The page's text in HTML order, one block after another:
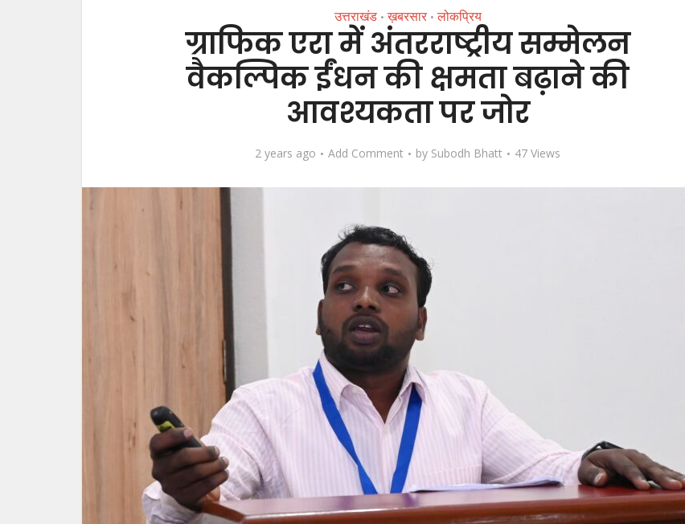
उत्तराखंड • ख़बरसार • लोकप्रिय
ग्राफिक एरा में अंतरराष्ट्रीय सम्मेलन
वैकल्पिक ईंधन की क्षमता बढ़ाने की
आवश्यकता पर जोर
2 years ago Add Comment by Subodh Bhatt 47 Views